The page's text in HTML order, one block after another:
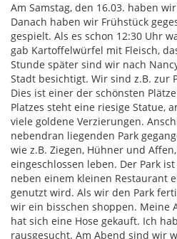
Am Samstag, den 16.03. haben
Danach haben wir Frühstück
gespielt. Als es schon 12:30 Uhr
gab Kartoffelwürfel mit Fleisch,
Stunde später sind wir nach
Stadt besichtigt. Wir sind z.B. zur
Dies ist einer der schönsten
Platzes steht eine riesige Statue,
viele goldene Verzierungen.
nebendran liegenden Park
wie z.B. Ziegen, Hühner und
eingeschlossen leben. Der Park
neben einem kleinen Restaurant
genutzt wird. Als wir den Park
wir ein bisschen shoppen. Meine
hat sich eine Hose gekauft. Ich
rausgesucht. Am Abend sind wir